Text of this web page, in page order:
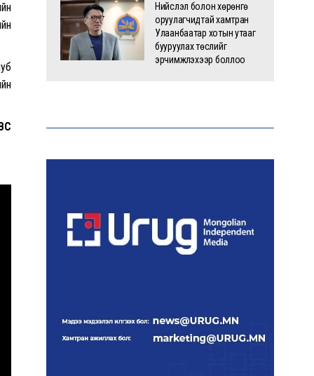
Нийслэл болон хөрөнгө
оруулагчидтай хамтран
Улаанбаатар хотын утааг
бууруулах төслийг
эрчимжүүлэхээр боллоо
бүртгэл өмнөх оноос 1.3
хайрхны төрийн тахилгад
оролцлоо
хүргэлээ